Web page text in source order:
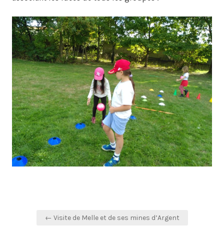
Navigation
← Visite de Melle et de ses mines d’Argent